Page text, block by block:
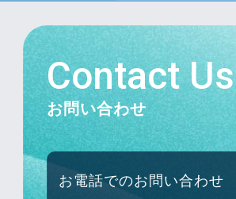
Contact Us
お問い合わせ
お電話でのお問い合わせ